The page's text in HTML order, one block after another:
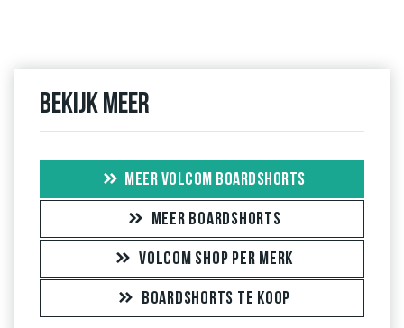
Bekijk meer
MEER VOLCOM BOARDSHORTS
MEER BOARDSHORTS
VOLCOM SHOP PER MERK
BOARDSHORTS TE KOOP